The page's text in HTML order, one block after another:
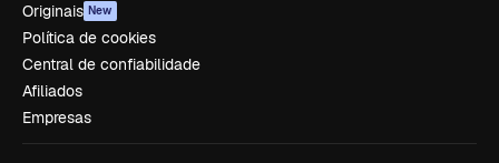
Originais New
Política de cookies
Central de confiabilidade
Afiliados
Empresas